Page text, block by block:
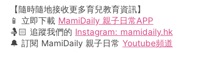
【隨時隨地接收更多育兒教育資訊】
📱 立即下載 MamiDaily 親子日常APP
🤱🏻 追蹤我們的 Instagram: mamidaily.hk
🔔 訂閱 MamiDaily 親子日常 Youtube頻道